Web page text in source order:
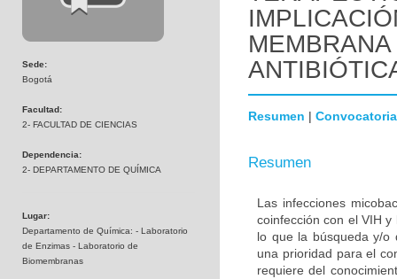
Sede:
Bogotá
Facultad:
2- FACULTAD DE CIENCIAS
Dependencia:
2- DEPARTAMENTO DE QUÍMICA
Lugar:
Departamento de Química: - Laboratorio
de Enzimas - Laboratorio de
Biomembranas
Resumen | Convocatoria
Resumen
Las infecciones
coinfección con el VIH
lo que la búsqueda y/o
una prioridad para el
requiere del